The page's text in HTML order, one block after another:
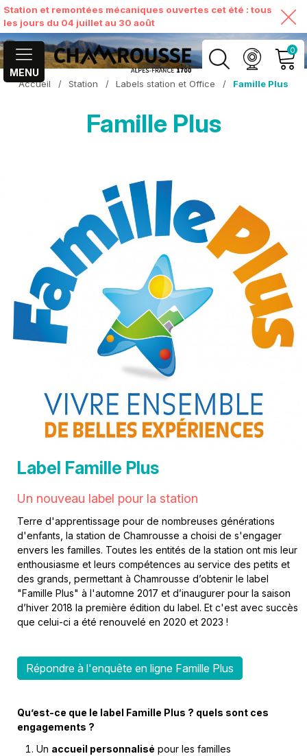
Station et remontées mécaniques ouvertes cet été : tous
les jours du 04 juillet au 30 août
MENU
0
MON COMPTE
VOIR MON PANIER
Accueil / Station / Labels station et Office / Famille Plus
Famille Plus
Label Famille Plus
Un nouveau label pour la station
Terre d'apprentissage pour de nombreuses générations
d'enfants, la station de Chamrousse a choisi de s'engager
envers les familles. Toutes les entités de la station ont mis leur
enthousiasme et leurs compétences au service des petits et
des grands, permettant à Chamrousse d’obtenir le label
"Famille Plus" à l'automne 2017 et d’inaugurer pour la saison
d’hiver 2018 la première édition du label. Et c'est avec succès
que celui-ci a été renouvelé en 2020 et 2023 !
Répondre à l'enquête en ligne Famille Plus
Qu’est-ce que le label Famille Plus ? quels sont ces
engagements ?
Un accueil personnalisé pour les familles